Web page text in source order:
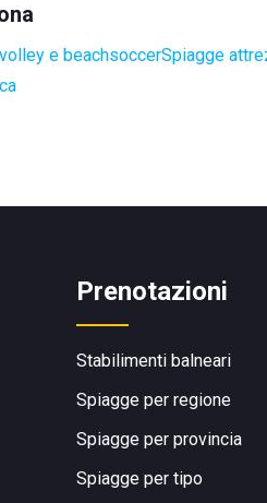
e beachsoccerSpiagge
Prenotazioni
Stabilimenti balneari
Spiagge per regione
Spiagge per provincia
Spiagge per tipo